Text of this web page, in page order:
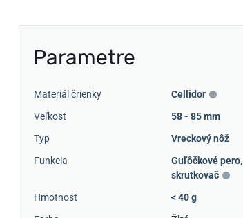
Parametre
Materiál črienky
Cellidor
Veľkosť
58 - 85 mm
Typ
Vreckový nôž
Funkcia
Guľôčkové pero,
skrutkovač
Hmotnosť
< 40 g